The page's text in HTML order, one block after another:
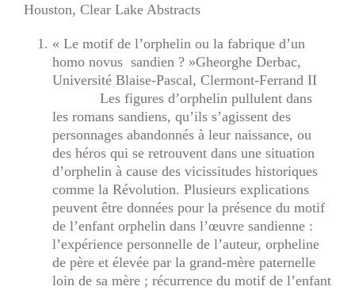
Houston, Clear Lake Abstracts
« Le motif de l’orphelin ou la fabrique d’un
homo novus sandien ? »Gheorghe Derbac,
Université Blaise-Pascal, Clermont-Ferrand II
Les figures d’orphelin pullulent dans
les romans sandiens, qu’ils s’agissent des
personnages abandonnés à leur naissance, ou
des héros qui se retrouvent dans une situation
d’orphelin à cause des vicissitudes historiques
comme la Révolution. Plusieurs explications
peuvent être données pour la présence du motif
de l’enfant orphelin dans l’œuvre sandienne :
l’expérience personnelle de l’auteur, orpheline
de père et élevée par la grand-mère paternelle
loin de sa mère ; récurrence du motif de l’enfant